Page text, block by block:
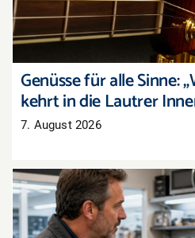
Genüsse für alle Sinne:
kehrt in die Lautrer
7. August 2026